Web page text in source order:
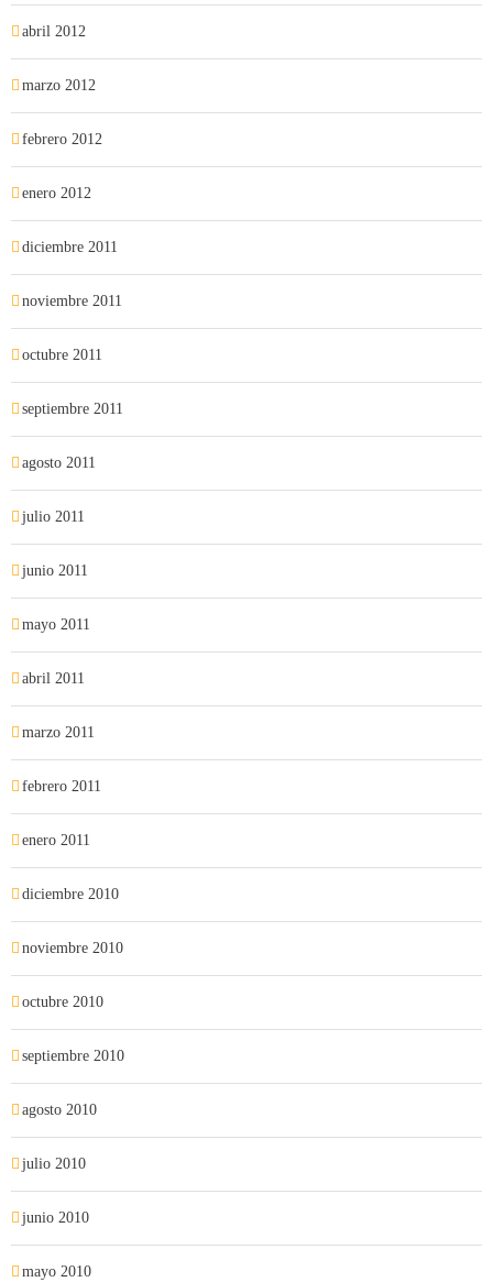
abril 2012
marzo 2012
febrero 2012
enero 2012
diciembre 2011
noviembre 2011
octubre 2011
septiembre 2011
agosto 2011
julio 2011
junio 2011
mayo 2011
abril 2011
marzo 2011
febrero 2011
enero 2011
diciembre 2010
noviembre 2010
octubre 2010
septiembre 2010
agosto 2010
julio 2010
junio 2010
mayo 2010